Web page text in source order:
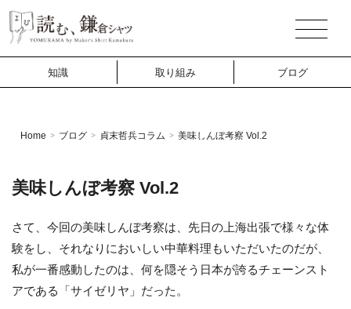
知識 取り組み ブログ
Home > ブログ > 貞末哲兵コラム > 美味しんぼ考察 Vol.2
美味しんぼ考察 Vol.2
さて、今回の美味しんぼ考察は、先日の上海出張で様々な体
験をし、それなりにおいしい中華料理もいただいたのだが、
私が一番感動したのは、何を隠そう日本が誇るチェーンスト
アである「サイゼリヤ」だった。